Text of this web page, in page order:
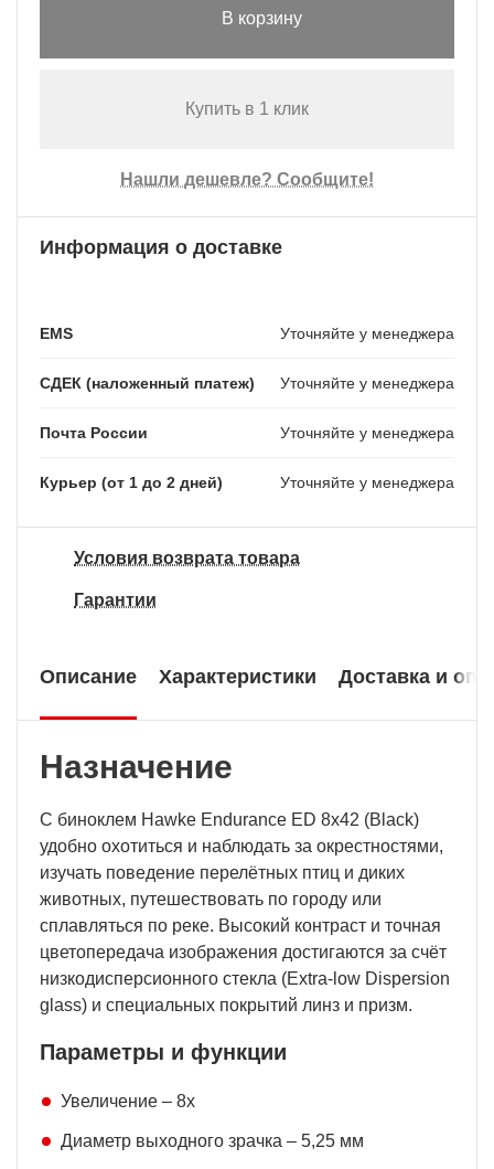
В корзину
Купить в 1 клик
Нашли дешевле? Сообщите!
Информация о доставке
EMS Уточняйте у менеджера
СДЕК (наложенный платеж) Уточняйте у менеджера
Почта России Уточняйте у менеджера
Курьер (от 1 до 2 дней) Уточняйте у менеджера
Условия возврата товара
Гарантии
Описание Характеристики Доставка и
Назначение
С биноклем Hawke Endurance ED 8x42 (Black)
удобно охотиться и наблюдать за окрестностями,
изучать поведение перелётных птиц и диких
животных, путешествовать по городу или
сплавляться по реке. Высокий контраст и точная
цветопередача изображения достигаются за счёт
низкодисперсионного стекла (Extra-low Dispersion
glass) и специальных покрытий линз и призм.
Параметры и функции
Увеличение – 8x
Диаметр выходного зрачка – 5,25 мм